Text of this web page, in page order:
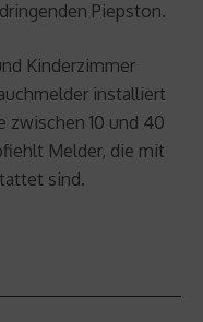
Piepston.
Kinderzimmer
installiert
zwischen 10 und 40
Melder, die mit
sind.